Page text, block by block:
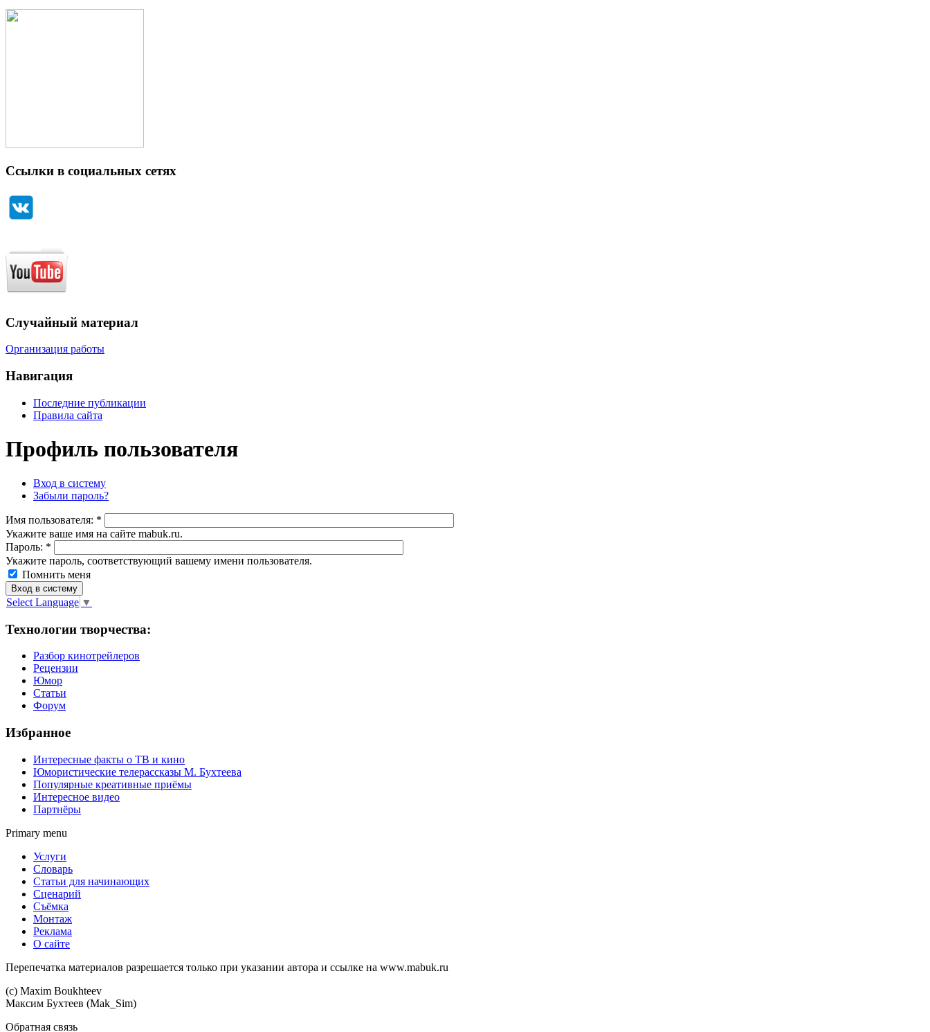
Ссылки в социальных сетях
Случайный материал
Организация работы
Навигация
Последние публикации
Правила сайта
Профиль пользователя
Вход в систему
Забыли пароль?
Имя пoльзовaтeля: *
Укажите ваше имя на сайте mabuk.ru.
Пароль: *
Укажите пароль, соответствующий вашему имени пользователя.
Помнить меня
Select Language ▼
Технологии творчества:
Разбор кинотрейлеров
Рецензии
Юмор
Статьи
Форум
Избранное
Интересные факты о ТВ и кино
Юмористические телерассказы М. Бухтеева
Популярные креативные приёмы
Интересное видео
Партнёры
Primary menu
Услуги
Словарь
Статьи для начинающих
Сценарий
Съёмка
Монтаж
Реклама
О сайте
Перепечатка материалов разрешается только при указании автора и ссылке на www.mabuk.ru
(c) Maхim Boukhteev
Максим Бухтеев (Mak_Sim)
Обратная связь